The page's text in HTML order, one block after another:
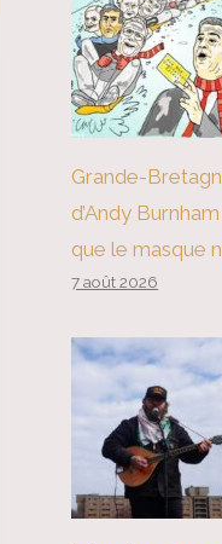
Grande-
d’Andy
que le masque
7 août 2026